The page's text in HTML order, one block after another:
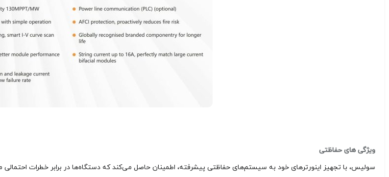
ویژگی‌ های حفاظتی
سولیس، با تجهیز اینورترهای خود به سیستم‌های حفاظتی پیشرفته، اطمینان حاصل می‌کند که دستگاه‌ها در برابر خطرات